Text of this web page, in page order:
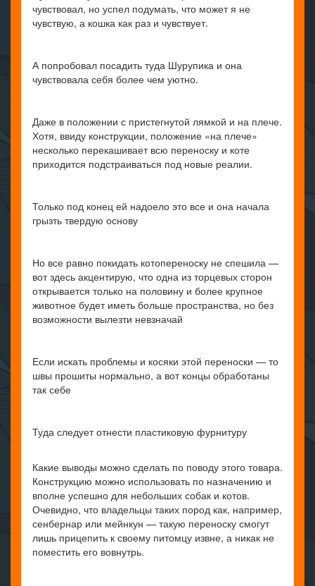
чувствовал, но успел подумать, что может я не
чувствую, а кошка как раз и чувствует.
А попробовал посадить туда Шурупика и она
чувствовала себя более чем уютно.
Даже в положении с пристегнутой лямкой и на плече.
Хотя, ввиду конструкции, положение «на плече»
несколько перекашивает всю переноску и коте
приходится подстраиваться под новые реалии.
Только под конец ей надоело это все и она начала
грызть твердую основу
Но все равно покидать котопереноску не спешила —
вот здесь акцентирую, что одна из торцевых сторон
открывается только на половину и более крупное
животное будет иметь больше пространства, но без
возможности вылезти невзначай
Если искать проблемы и косяки этой переноски — то
швы прошиты нормально, а вот концы обработаны
так себе
Туда следует отнести пластиковую фурнитуру
Какие выводы можно сделать по поводу этого товара.
Конструкцию можно использовать по назначению и
вполне успешно для небольших собак и котов.
Очевидно, что владельцы таких пород как, например,
сенбернар или мейнкун — такую переноску смогут
лишь прицепить к своему питомцу извне, а никак не
поместить его вовнутрь.